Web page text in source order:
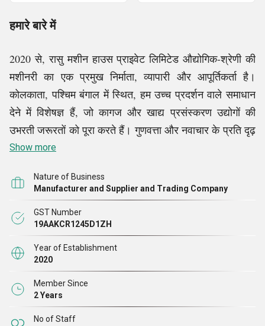
हमारे बारे में
2020 से, रासु मशीन हाउस प्राइवेट लिमिटेड औद्योगिक-श्रेणी की
मशीनरी का एक प्रमुख निर्माता, व्यापारी और आपूर्तिकर्ता है।
कोलकाता, पश्चिम बंगाल में स्थित, हम उच्च प्रदर्शन वाले समाधान
देने में विशेषज्ञ हैं, जो कागज और खाद्य प्रसंस्करण उद्योगों की
उभरती जरूरतों को पूरा करते हैं। गुणवत्ता और नवाचार के प्रति दृढ़
प्रतिबद्धता के साथ, हमारी मशीनरी को टिकाऊपन, दक्षता और
हम हाइड्रोलिक पेपर प्लेट बनाने की मशीन, पूरी तरह से स्वचालित
पेपर प्लेट बनाने की मशीन, स्वचालित नूडल बनाने की मशीन, पॉलिश
चाउमीन बनाने की मशीन और नूडल्स ड्रायर मशीन सहित मशीनों की
एक विस्तृत श्रृंखला प्रदान करते हैं। प्रत्येक मशीन को उत्पादन
को सुव्यवस्थित करने, मैन्युअल हस्तक्षेप को कम करने और
परिचालन आउटपुट बढ़ाने के लिए डिज़ाइन किया गया है। बेहतर
श्रेणी की सामग्री और घटकों का उपयोग करके निर्मित, हमारे उत्पाद
Show more
Nature of Business
Manufacturer and Supplier and Trading Company
GST Number
19AAKCR1245D1ZH
Year of Establishment
2020
Member Since
2 Years
No of Staff